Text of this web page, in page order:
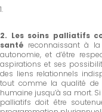
2. Les soins palliatifs
santé reconnaissant à
autonomie, et d’être
aspirations et ses
des liens relationnels
tout comme la qualité
humaine jusqu’à sa mort.
palliatifs doit être